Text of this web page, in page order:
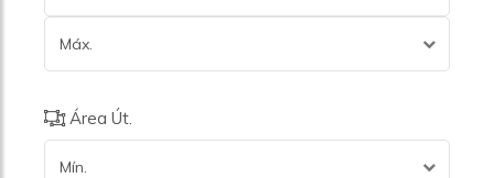
Máx.
Área Út.
Mín.